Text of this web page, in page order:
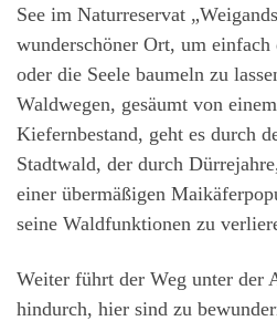
See im Naturreservat
wunderschöner Ort, um
oder die Seele baumeln zu
Waldwegen, gesäumt von
Kiefernbestand, geht es durch
Stadtwald, der durch
einer übermäßigen
seine Waldfunktionen zu
Weiter führt der Weg unter der
hindurch, hier sind zu